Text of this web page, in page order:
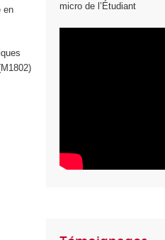
en
micro de l’Étudiant